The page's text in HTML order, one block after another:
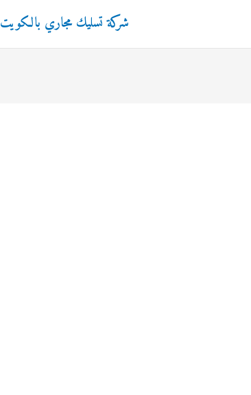
شركة تسليك مجاري بالكويت